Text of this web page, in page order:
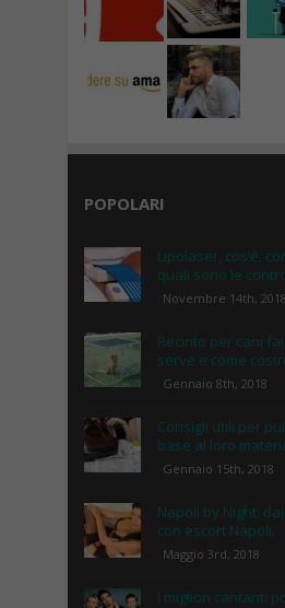
POPOLARI
Lipolaser, cos’è,
quali sono le
Novembre 14th, 2018
Recinto per cani
serve e come
Gennaio 8th, 2018
Consigli utili per
base al loro
Gennaio 15th, 2018
Napoli by Night:
con escort Napoli.
Maggio 3rd, 2018
I migliori cantanti